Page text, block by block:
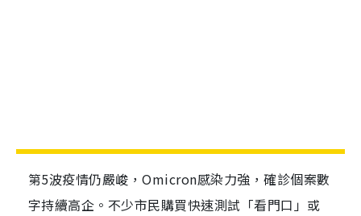
第5波疫情仍嚴峻，Omicron感染力強，確診個案數
字持續高企。不少市民購買快速測試「看門口」或